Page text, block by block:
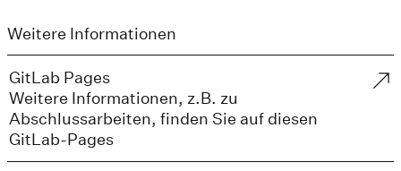
Weitere Informationen
GitLab Pages
Weitere Informationen, z.B. zu
Abschlussarbeiten, finden Sie auf diesen
GitLab-Pages